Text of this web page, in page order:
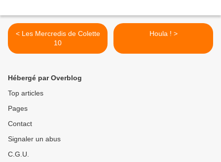
< Les Mercredis de Colette
10
Houla ! >
Hébergé par Overblog
Top articles
Pages
Contact
Signaler un abus
C.G.U.